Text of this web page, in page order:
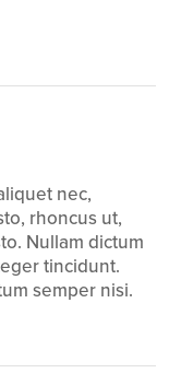
nec,
rhoncus ut,
Nullam dictum
tincidunt.
semper nisi.